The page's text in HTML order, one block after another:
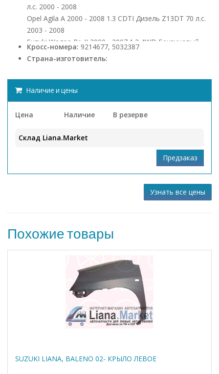
л.с. 2000 - 2008
Opel Agila A 2000 - 2008 1.3 CDTI Дизель Z13DT 70 л.с.
2003 - 2008
Suzuki Wagon R+ II 2000 - 2007 1.3 4WD Бензиновый
G13BB 76 л.с. 2001 - 2004
Suzuki Wagon R+ II 2000 - 2007 1.3 4WD Бензиновый
M13A 94 л.с. 2003 - 2007
Suzuki Wagon R+ II 2000 - 2007 1.3 Бензиновый G13BB
76 л.с. 2000 - 2004
Suzuki Wagon R+ II 2000 - 2007 1.3 Бензиновый M13A 94
Кросс-номера: 9214677, 5032387
Страна-изготовитель:
Наличие и цены
Цена Наличие В резерве
Склад Liana.Market
Узнать все цены
Похожие товары
SUZUKI LIANA, BALENO 02- КРЫЛО ЛЕВОЕ